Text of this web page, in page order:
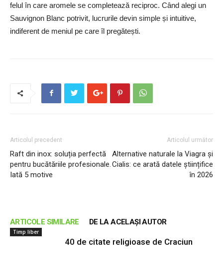
felul în care aromele se completează reciproc. Când alegi un
Sauvignon Blanc potrivit, lucrurile devin simple și intuitive,
indiferent de meniul pe care îl pregătești.
Articolul precedent
Raft din inox: soluția perfectă
pentru bucătăriile profesionale.
Iată 5 motive
Articolul următor
Alternative naturale la Viagra și
Cialis: ce arată datele științifice
în 2026
ARTICOLE SIMILARE DE LA ACELAȘI AUTOR
Timp liber
40 de citate religioase de Craciun